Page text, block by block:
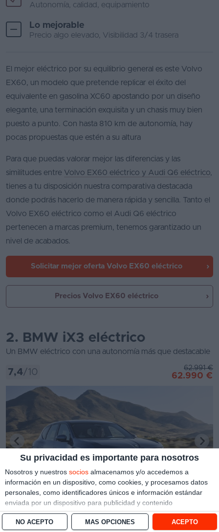
Su privacidad es importante para nosotros
Nosotros y nuestros socios almacenamos y/o accedemos a
información en un dispositivo, como cookies, y procesamos datos
personales, como identificadores únicos e información estándar
enviada por un dispositivo para publicidad y contenido
personalizado, medición de publicidad y contenido, investigación
de audiencia y desarrollo de servicios. Con su permiso, nosotros y
MÁS OPCIONES
NO ACEPTO ACEPTO
Autonomía, calidad, equipamiento
Lo mejorable
Precio algo elevado, Visibilidad 3/4 trasera
El mejor eléctrico por su equilibrio general es este Volvo
EX60, un modelo que pretende replicar el éxito del
equivalente en gasolina XC60 apostando por un diseño
elegante, una terminación exquisita y un chasis muy bien
puesto a punto. Con hasta 810 km de autonomía, hay
pocas propuestas que estén a su altura
Para que puedas valorar mejor las diferencias y las
similitudes entre Volvo EX60 eléctrico y Audi Q6 eléctrico,
tienes a tu disposición nuestra comparativa destacada
donde podrás hacerlo de manera rápida y sencilla. Tanto el
Volvo EX60 eléctrico como el Audi Q6 eléctrico
pertenecen a marcas premium, tenemos garantizado un
nivel de acabados.
Solicitar mejor oferta Volvo EX60 eléctrico
Precios Volvo EX60 eléctrico
2. BMW iX3 eléctrico
Un BMW eléctrico con una autonomía más que destacable
7,4/10 62.991 €
62.990 €
Ver todas las fotos
Lo mejor
Índice